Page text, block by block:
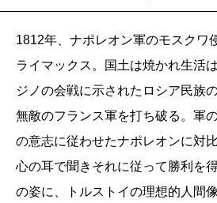
1812年、ナポレオン軍のモスクワ
ライマックス。国土は焼かれ生活
ジノの会戦に示されたロシア民族
無敵のフランス軍を打ち破る。軍
の意志に従わせたナポレオンに対
心の耳で聞きそれに従って勝利を
の姿に、トルストイの理想的人間